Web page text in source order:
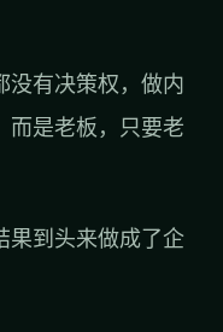
没有决策权，做内
而是老板，只要老
果到头来做成了企